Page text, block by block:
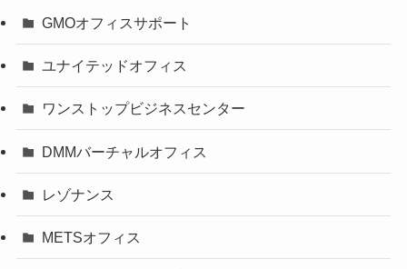
GMOオフィスサポート
ユナイテッドオフィス
ワンストップビジネスセンター
DMMバーチャルオフィス
レゾナンス
METSオフィス